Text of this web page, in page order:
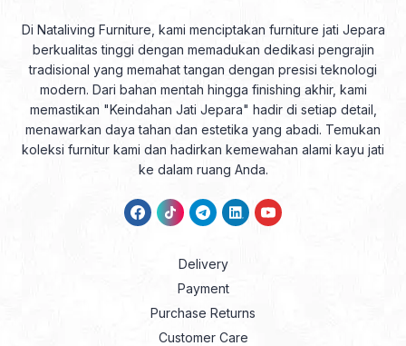
Di Nataliving Furniture, kami menciptakan furniture jati Jepara
berkualitas tinggi dengan memadukan dedikasi pengrajin
tradisional yang memahat tangan dengan presisi teknologi
modern. Dari bahan mentah hingga finishing akhir, kami
memastikan "Keindahan Jati Jepara" hadir di setiap detail,
menawarkan daya tahan dan estetika yang abadi. Temukan
koleksi furnitur kami dan hadirkan kemewahan alami kayu jati
ke dalam ruang Anda.
Delivery
Payment
Purchase Returns
Customer Care